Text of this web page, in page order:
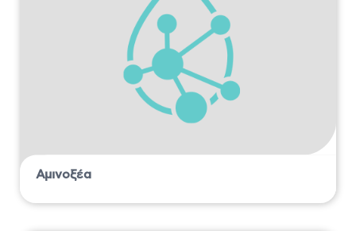
Αμινοξέα